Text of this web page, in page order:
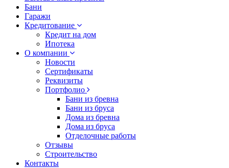
Бани
Гаражи
Кредитование
Кредит на дом
Ипотека
О компании
Новости
Сертификаты
Реквизиты
Портфолио
Бани из бревна
Бани из бруса
Дома из бревна
Дома из бруса
Отделочные работы
Отзывы
Строительство
Контакты